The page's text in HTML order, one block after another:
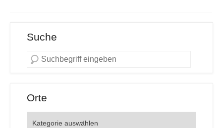
Suche
Orte